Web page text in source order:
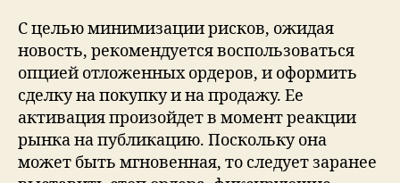
С целью минимизации рисков, ожидая
новость, рекомендуется воспользоваться
опцией отложенных ордеров, и оформить
сделку на покупку и на продажу. Ее
активация произойдет в момент реакции
рынка на публикацию. Поскольку она
может быть мгновенная, то следует заранее